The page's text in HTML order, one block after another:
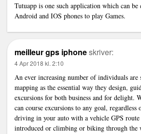
Tutuapp is one such application which can be
Android and IOS phones to play Games.
meilleur gps iphoneskriver:
4 Apr 2018 kl. 2:10
An ever increasing number of individuals
mapping as the essential way they design,
excursions for both business and for delight.
can course excursions to any goal, regardless
driving in your auto with a vehicle GPS
introduced or climbing or biking through the